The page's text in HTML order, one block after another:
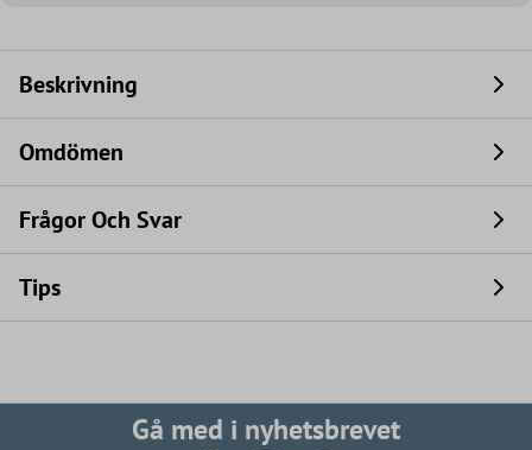
Beskrivning
Omdömen
Frågor Och Svar
Tips
Gå med i nyhetsbrevet